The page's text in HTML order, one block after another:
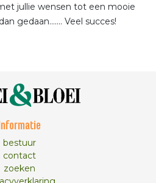
jullie wensen tot een mooie
gedaan....... Veel succes!
bestuur
contact
zoeken